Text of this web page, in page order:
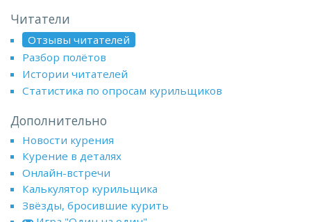
Читатели
Отзывы читателей
Разбор полётов
Истории читателей
Статистика по опросам курильщиков
Дополнительно
Новости курения
Курение в деталях
Онлайн-встречи
Калькулятор курильщика
Звёзды, бросившие курить